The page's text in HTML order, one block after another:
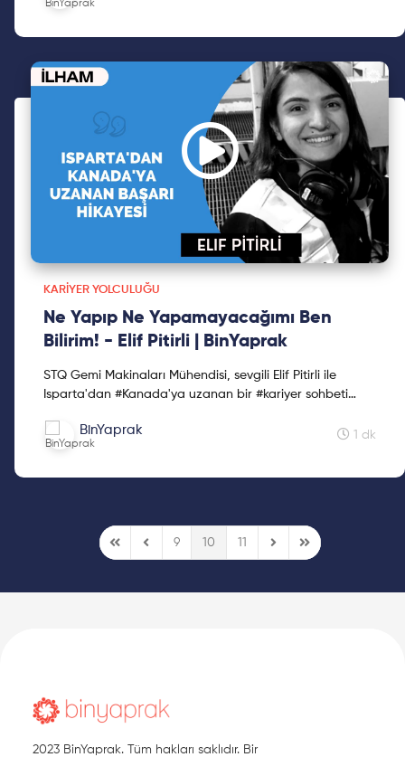
KARIYER YOLCULUĞU
Ne Yapıp Ne Yapamayacağımı Ben
Bilirim! - Elif Pitirli | BinYaprak
STQ Gemi Makinaları Mühendisi, sevgili Elif Pitirli ile
Isparta'dan #Kanada'ya uzanan bir #kariyer sohbeti
BinYaprak 1 dk
First PagePrevious Page
9 10 11
Next PageLast Page
2023 BinYaprak. Tüm hakları saklıdır. Bir